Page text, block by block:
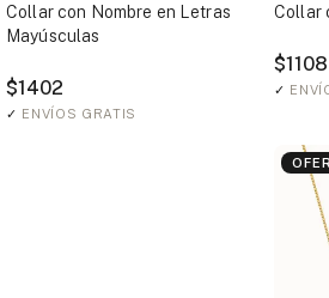
Collar con Nombre en Letras
Mayúsculas
$1402
✓ ENVÍOS GRATIS
Collar
$1108
✓